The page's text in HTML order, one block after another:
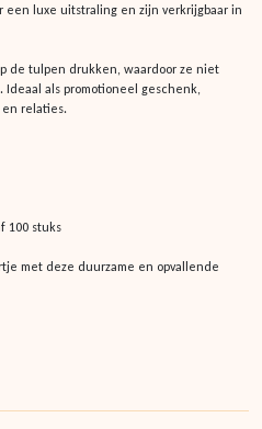
luxe uitstraling en zijn verkrijgbaar in
de tulpen drukken, waardoor ze niet
als promotioneel geschenk,
en relaties.
100 stuks
met deze duurzame en opvallende